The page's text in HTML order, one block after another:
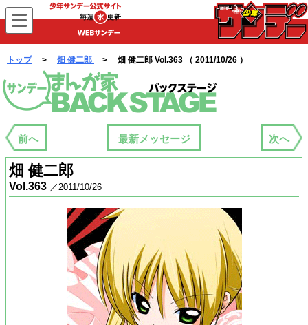
WEBサンデー
トップ> 畑 健二郎 > 畑 健二郎 Vol.363 （ 2011/10/26 ）
まんが家バックステージ
前へ 最新メッセージ 次へ
畑 健二郎
Vol.363 ／2011/10/26